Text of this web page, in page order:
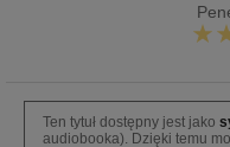
Ten tytuł dostępny jest jako
audiobooka). Dzięki temu